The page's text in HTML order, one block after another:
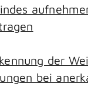
der
bei